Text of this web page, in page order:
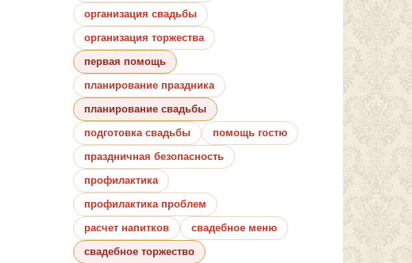
организация свадьбы
организация торжества
первая помощь
планирование праздника
планирование свадьбы
подготовка свадьбы
помощь гостю
праздничная безопасность
профилактика
профилактика проблем
расчет напитков
свадебное меню
свадебное торжество